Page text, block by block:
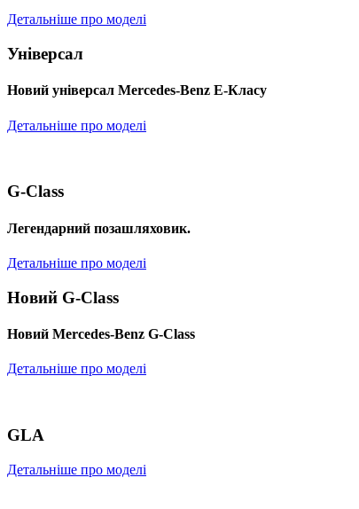
Детальніше про моделі
Універсал
Новий універсал Mercedes-Benz E-Класу
Детальніше про моделі
G-Class
Легендарний позашляховик.
Детальніше про моделі
Новий G-Class
Новий Mercedes-Benz G-Class
Детальніше про моделі
GLA
Детальніше про моделі